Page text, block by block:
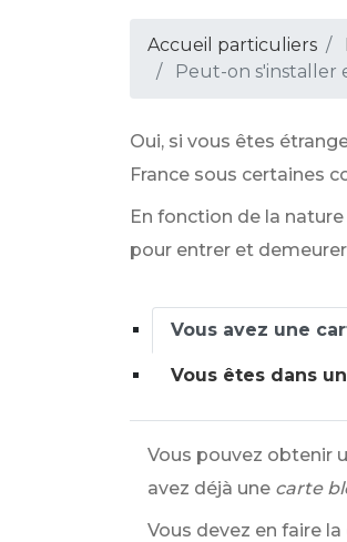
Accueil particuliers
Peut-on s'installer
Oui, si vous êtes
France sous certaines
En fonction de la
pour entrer et demeurer
Vous avez une
Vous êtes dans
Vous pouvez obtenir
avez déjà une carte
Vous devez en faire